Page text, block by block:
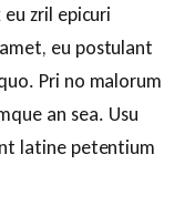
zril epicuri
eu postulant
Pri no malorum
an sea. Usu
latine petentium